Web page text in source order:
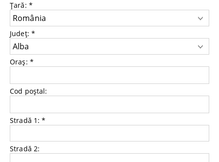
Ţară: *
Județ: *
Oraș: *
Cod poștal:
Stradă 1:*
Stradă 2: